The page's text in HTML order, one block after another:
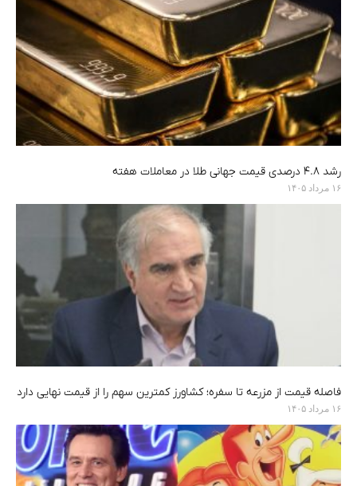
رشد ۴.۸ درصدی قیمت جهانی طلا در معاملات هفته
۱۶ مرداد ۱۴۰۵
فاصله قیمت از مزرعه تا سفره؛ کشاورز کمترین سهم را از قیمت نهایی دارد
۱۶ مرداد ۱۴۰۵